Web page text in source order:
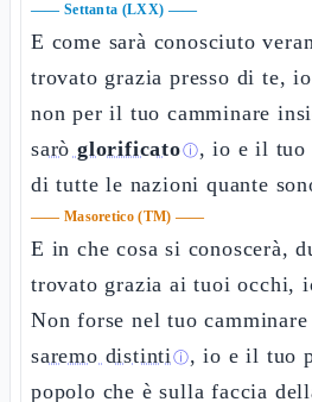
—— Settanta (LXX) ——
E come sarà conosciuto
trovato grazia presso di te,
non per il tuo camminare
sarò glorificatoⓘ, io e il tuo
di tutte le nazioni quante
—— Masoretico (TM) ——
E in che cosa si conoscerà,
trovato grazia ai tuoi occhi,
Non forse nel tuo
saremo distintiⓘ, io e il tuo
popolo che è sulla faccia